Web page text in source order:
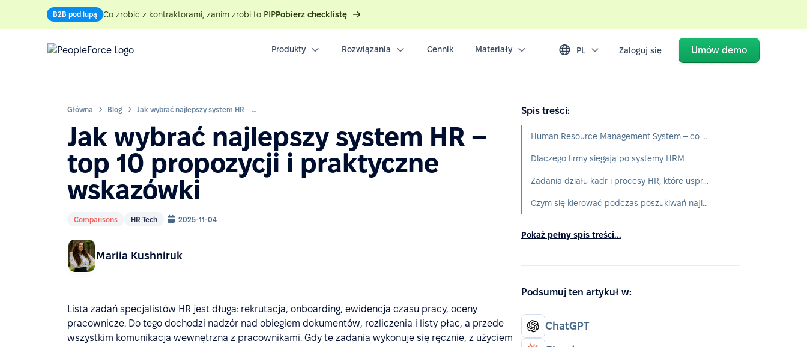
B2B pod lupą Co zrobić z kontraktorami, zanim zrobi to PIPPobierz checklistę
Produkty Rozwiązania Cennik Materiały PL Zaloguj się Umów demo
Główna Blog Jak wybrać najlepszy system HR – top 10 propozycji i praktyczne wskazówki
Jak wybrać najlepszy system HR –
top 10 propozycji i praktyczne
wskazówki
Comparisons HR Tech 2025-11-04
Mariia Kushniruk
Lista zadań specjalistów HR jest długa: rekrutacja, onboarding, ewidencja czasu pracy, oceny
pracownicze. Do tego dochodzi nadzór nad obiegiem dokumentów, rozliczenia i listy płac, a przede
wszystkim komunikacja wewnętrzna z pracownikami. Gdy te zadania wykonuje się ręcznie, z użyciem
Spis treści:
Human Resource Management System – co to jest?
Dlaczego firmy sięgają po systemy HRM
Zadania działu kadr i procesy HR, które usprawnisz dzięki systemowi HRM
Czym się kierować podczas poszukiwań najlepszego systemu HR
Pokaż pełny spis treści...
Podsumuj ten artykuł w:
ChatGPT